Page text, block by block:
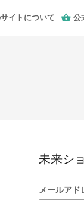
イトについて 公
未来シ
メールアド